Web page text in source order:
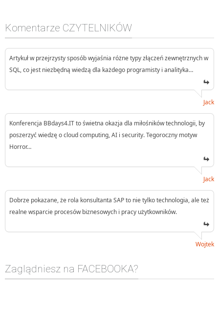
Komentarze CZYTELNIKÓW
Artykuł w przejrzysty sposób wyjaśnia różne typy złączeń zewnętrznych w
SQL, co jest niezbędną wiedzą dla każdego programisty i analityka…
Jack
Konferencja BBdays4.IT to świetna okazja dla miłośników technologii, by
poszerzyć wiedzę o cloud computing, AI i security. Tegoroczny motyw
Horror…
Jack
Dobrze pokazane, że rola konsultanta SAP to nie tylko technologia, ale też
realne wsparcie procesów biznesowych i pracy użytkowników.
Wojtek
Zaglądniesz na FACEBOOKA?